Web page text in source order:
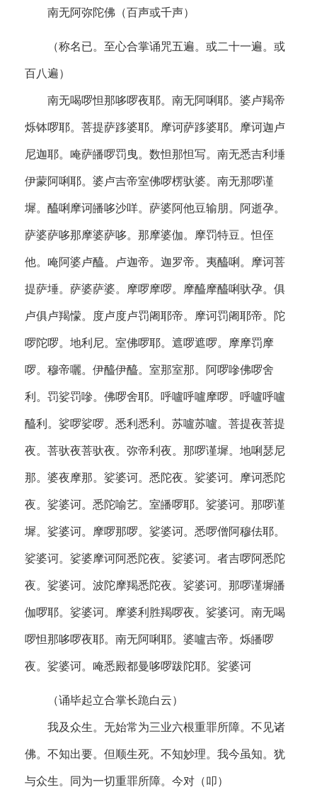
南无阿弥陀佛（百声或千声）
（称名已。至心合掌诵咒五遍。或二十一遍。或
百八遍）
南无喝啰怛那哆啰夜耶。南无阿唎耶。婆卢羯帝
烁钵啰耶。菩提萨跢婆耶。摩诃萨跢婆耶。摩诃迦卢
尼迦耶。唵萨皤啰罚曳。数怛那怛写。南无悉吉利埵
伊蒙阿唎耶。婆卢吉帝室佛啰楞驮婆。南无那啰谨
墀。醯唎摩诃皤哆沙咩。萨婆阿他豆输朋。阿逝孕。
萨婆萨哆那摩婆萨哆。那摩婆伽。摩罚特豆。怛侄
他。唵阿婆卢醯。卢迦帝。迦罗帝。夷醯唎。摩诃菩
提萨埵。萨婆萨婆。摩啰摩啰。摩醯摩醯唎驮孕。俱
卢俱卢羯懞。度卢度卢罚阇耶帝。摩诃罚阇耶帝。陀
啰陀啰。地利尼。室佛啰耶。遮啰遮啰。摩摩罚摩
啰。穆帝囇。伊醯伊醯。室那室那。阿啰嘇佛啰舍
利。罚娑罚嘇。佛啰舍耶。呼嚧呼嚧摩啰。呼嚧呼嚧
醯利。娑啰娑啰。悉利悉利。苏嚧苏嚧。菩提夜菩提
夜。菩驮夜菩驮夜。弥帝利夜。那啰谨墀。地唎瑟尼
那。婆夜摩那。娑婆诃。悉陀夜。娑婆诃。摩诃悉陀
夜。娑婆诃。悉陀喻艺。室皤啰耶。娑婆诃。那啰谨
墀。娑婆诃。摩啰那啰。娑婆诃。悉啰僧阿穆佉耶。
娑婆诃。娑婆摩诃阿悉陀夜。娑婆诃。者吉啰阿悉陀
夜。娑婆诃。波陀摩羯悉陀夜。娑婆诃。那啰谨墀皤
伽啰耶。娑婆诃。摩婆利胜羯啰夜。娑婆诃。南无喝
啰怛那哆啰夜耶。南无阿唎耶。婆嚧吉帝。烁皤啰
夜。娑婆诃。唵悉殿都曼哆啰跋陀耶。娑婆诃
（诵毕起立合掌长跪白云）
我及众生。无始常为三业六根重罪所障。不见诸
佛。不知出要。但顺生死。不知妙理。我今虽知。犹
与众生。同为一切重罪所障。今对（叩）